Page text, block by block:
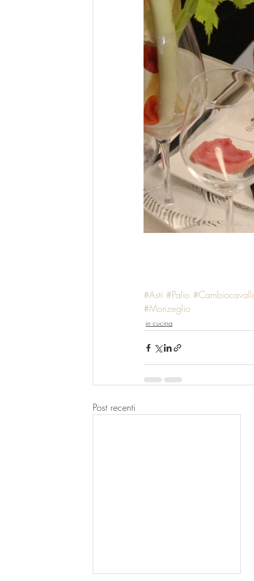
#Asti #Palio
#Monzeglio
in cucina
Post recenti